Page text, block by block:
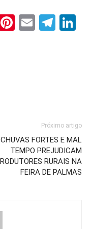
Pinterest
Email
Próximo artigo
CHUVAS FORTES E MAL
TEMPO PREJUDICAM
RURAIS NA
FEIRA DE PALMAS